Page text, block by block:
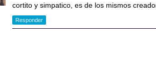
cortito y simpatico, es de los mismos
Responder